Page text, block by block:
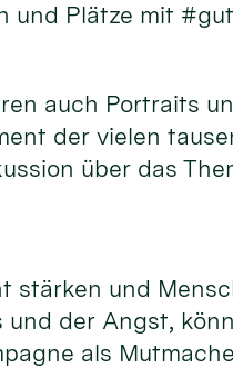
und Plätze mit
auch Portraits
der vielen
über das
stärken und
der Angst,
als